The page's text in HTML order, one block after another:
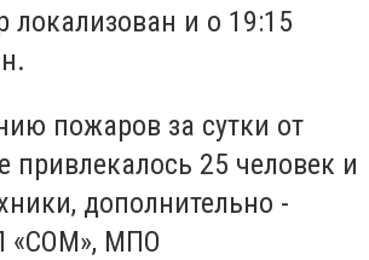
локализован и о 19:15
пожаров за сутки от
привлекалось 25 человек и
дополнительно -
«СОМ», МПО